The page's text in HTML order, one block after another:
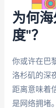
为何
度"？
你或许在巴
洛杉矶的深
距离意味着
是网络拥堵